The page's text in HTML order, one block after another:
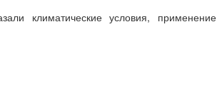
климатические условия, применение